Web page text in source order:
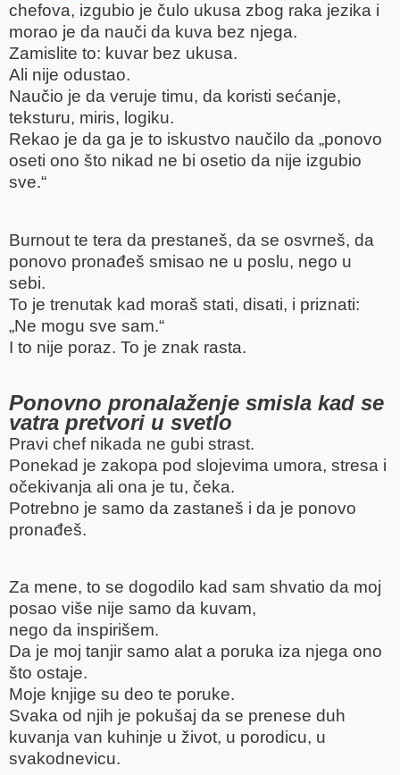
chefova, izgubio je čulo ukusa zbog raka jezika i
morao je da nauči da kuva bez njega.
Zamislite to: kuvar bez ukusa.
Ali nije odustao.
Naučio je da veruje timu, da koristi sećanje,
teksturu, miris, logiku.
Rekao je da ga je to iskustvo naučilo da „ponovo
oseti ono što nikad ne bi osetio da nije izgubio
sve.“
Burnout te tera da prestaneš, da se osvrneš, da
ponovo pronađeš smisao ne u poslu, nego u
sebi.
To je trenutak kad moraš stati, disati, i priznati:
„Ne mogu sve sam.“
I to nije poraz. To je znak rasta.
Ponovno pronalaženje smisla kad se
vatra pretvori u svetlo
Pravi chef nikada ne gubi strast.
Ponekad je zakopa pod slojevima umora, stresa i
očekivanja ali ona je tu, čeka.
Potrebno je samo da zastaneš i da je ponovo
pronađeš.
Za mene, to se dogodilo kad sam shvatio da moj
posao više nije samo da kuvam,
nego da inspirišem.
Da je moj tanjir samo alat a poruka iza njega ono
što ostaje.
Moje knjige su deo te poruke.
Svaka od njih je pokušaj da se prenese duh
kuvanja van kuhinje u život, u porodicu, u
svakodnevicu.